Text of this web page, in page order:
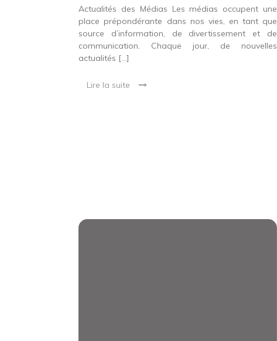
Actualités des Médias Les médias occupent une
place prépondérante dans nos vies, en tant que
source d’information, de divertissement et de
communication. Chaque jour, de nouvelles
actualités […]
Lire la suite